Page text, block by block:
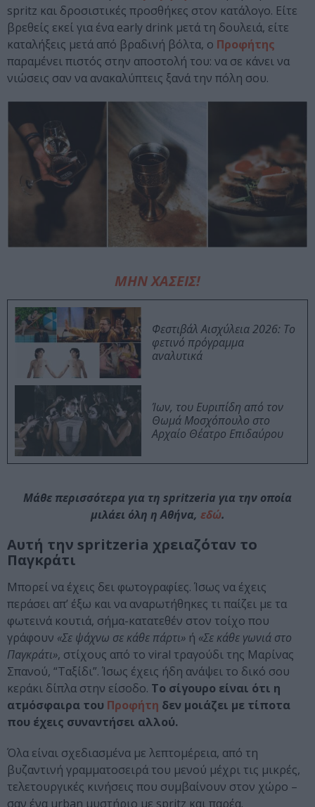
spritz και δροσιστικές προσθήκες στον κατάλογο. Είτε
βρεθείς εκεί για ένα early drink μετά τη δουλειά, είτε
καταλήξεις μετά από βραδινή βόλτα, ο Προφήτης
παραμένει πιστός στην αποστολή του: να σε κάνει να
νιώσεις σαν να ανακαλύπτεις ξανά την πόλη σου.
ΜΗΝ ΧΑΣΕΙΣ!
Φεστιβάλ Αισχύλεια 2026: Το
φετινό πρόγραμμα
αναλυτικά
Ίων, του Ευριπίδη από τον
Θωμά Μοσχόπουλο στο
Αρχαίο Θέατρο Επιδαύρου
Μάθε περισσότερα για τη spritzeria για την οποία
μιλάει όλη η Αθήνα, εδώ.
Αυτή την spritzeria χρειαζόταν το
Παγκράτι
Μπορεί να έχεις δει φωτογραφίες. Ίσως να έχεις
περάσει απ’ έξω και να αναρωτήθηκες τι παίζει με τα
φωτεινά κουτιά, σήμα-κατατεθέν στον τοίχο που
γράφουν «Σε ψάχνω σε κάθε πάρτι» ή «Σε κάθε γωνιά στο
Παγκράτι», στίχους από το viral τραγούδι της Μαρίνας
Σπανού, “Ταξίδι”. Ίσως έχεις ήδη ανάψει το δικό σου
κεράκι δίπλα στην είσοδο. Το σίγουρο είναι ότι η
ατμόσφαιρα του Προφήτη δεν μοιάζει με τίποτα
που έχεις συναντήσει αλλού.
Όλα είναι σχεδιασμένα με λεπτομέρεια, από τη
βυζαντινή γραμματοσειρά του μενού μέχρι τις μικρές,
τελετουργικές κινήσεις που συμβαίνουν στον χώρο –
σαν ένα urban μυστήριο με spritz και παρέα.